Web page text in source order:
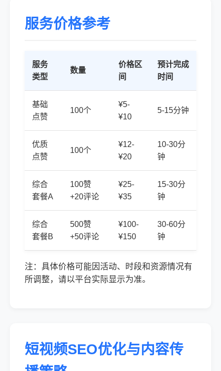
服务价格参考
服务
类型
数量
价格区
间
预计完成
时间
基础
点赞
100个
¥5-
¥10
5-15分钟
优质
点赞
100个
¥12-
¥20
10-30分
钟
综合
套餐A
100赞
+20评论
¥25-
¥35
15-30分
钟
综合
套餐B
500赞
+50评论
¥100-
¥150
30-60分
钟
注：具体价格可能因活动、时段和资源情况有
所调整，请以平台实际显示为准。
短视频SEO优化与内容传